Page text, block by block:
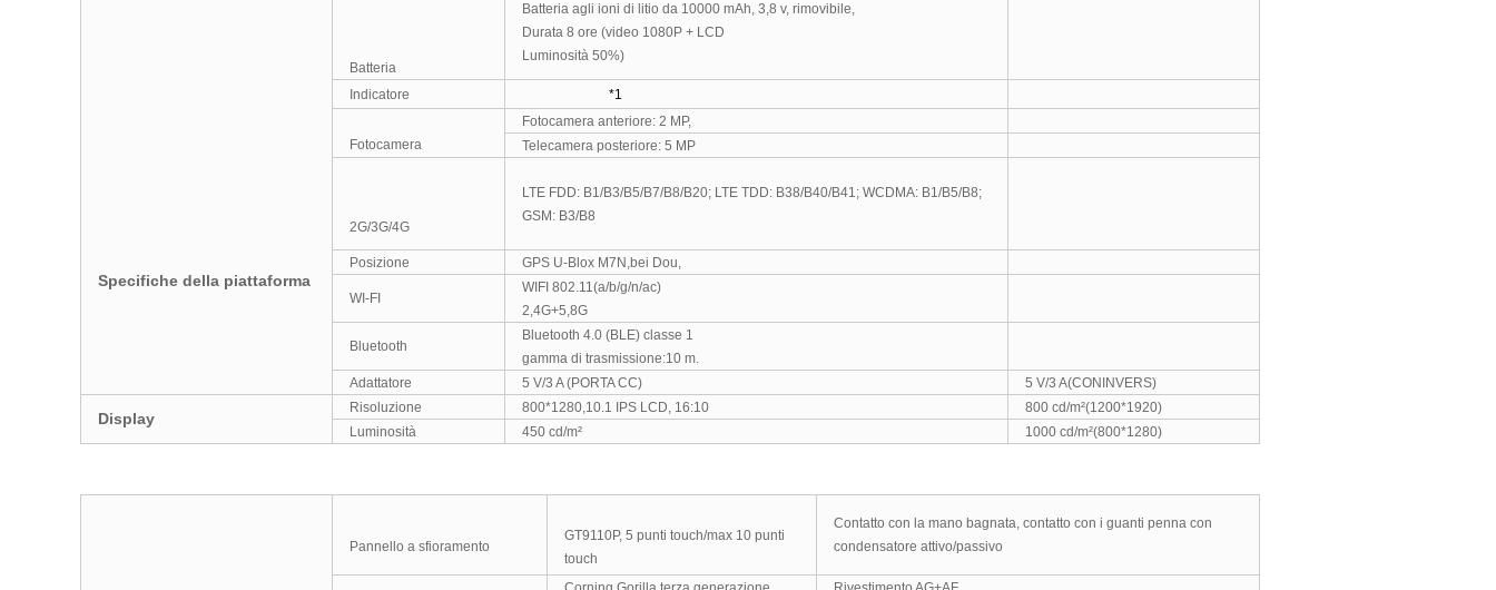
Specifiche della piattaforma
Batteria
Batteria agli ioni di litio da 10000 mAh, 3,8 v, rimovibile,
Durata 8 ore (video 1080P + LCD
Luminosità 50%)
Indicatore *1
Fotocamera
Fotocamera anteriore: 2 MP,
Telecamera posteriore: 5 MP
2G/3G/4G
LTE FDD: B1/B3/B5/B7/B8/B20; LTE TDD: B38/B40/B41; WCDMA: B1/B5/B8;
GSM: B3/B8
Posizione GPS U-Blox M7N,bei Dou,
WI-FI
WIFI 802.11(a/b/g/n/ac)
2,4G+5,8G
Bluetooth
Bluetooth 4.0 (BLE) classe 1
gamma di trasmissione:10 m.
Adattatore
5 V/3 A (PORTA CC) 5 V/3 A(CONINVERS)
Display
Risoluzione 800*1280,10.1 IPS LCD, 16:10
800 cd/m²(1200*1920)
Luminosità
450 cd/m² 1000 cd/m²(800*1280)
Pannello a sfioramento
GT9110P, 5 punti touch/max 10 punti
touch
Contatto con la mano bagnata, contatto con i guanti penna con
condensatore attivo/passivo